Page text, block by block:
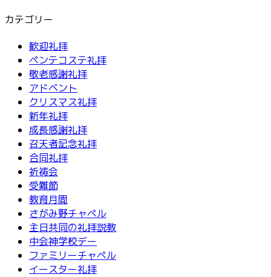
カテゴリー
歓迎礼拝
ペンテコステ礼拝
敬老感謝礼拝
アドベント
クリスマス礼拝
新年礼拝
成長感謝礼拝
召天者記念礼拝
合同礼拝
祈祷会
受難節
教育月間
さがみ野チャペル
主日共同の礼拝説教
中会神学校デー
ファミリーチャペル
イースター礼拝